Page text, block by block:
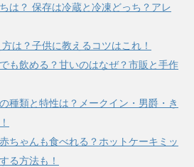
は？ 保存は冷蔵と冷凍どっち？アレ
は？子供に教えるコツはこれ！
も飲める？甘いのはなぜ？市販と手作
種類と特性は？メークイン・男爵・き
ちゃんも食べれる？ホットケーキミッ
る方法も！